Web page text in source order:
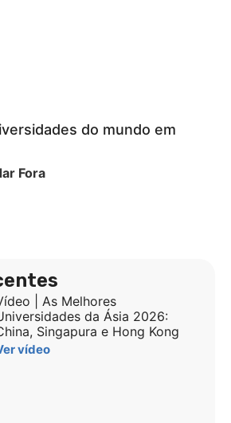
do mundo em
Fora
| As Melhores
da Ásia 2026:
Singapura e Hong Kong
vídeo